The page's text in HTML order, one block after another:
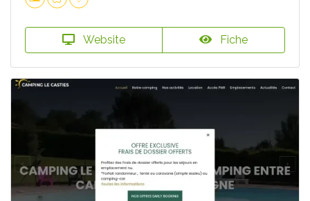
Website Fiche